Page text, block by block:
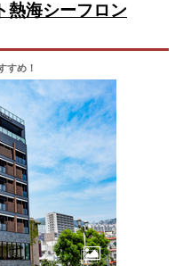
熱海シーフロン
すめ！